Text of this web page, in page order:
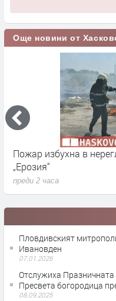
Още новини от
Пожар избухна в
„Ерозия“
преди 2 часа
Пловдивският
Ивановден
07.01.2026
Отслужиха
Пресвета богородица
08.09.2025